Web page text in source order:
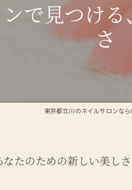
で見つけ
さ
東京都立川のネイルサロンな
たのための新しい美しさ